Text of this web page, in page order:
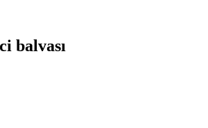
balvası